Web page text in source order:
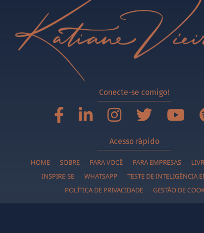
Conecte-se comigo!
Acesso rápido
HOME SOBRE PARA VOCÊ PARA EMPRESAS
INSPIRE-SE
WHATSAPP
TESTE DE INTELIGÊNCIA
POLÍTICA DE PRIVACIDADE
GESTÃO DE